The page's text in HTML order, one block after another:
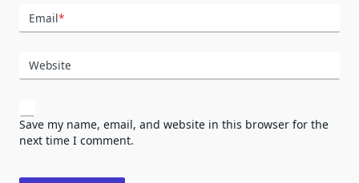
Email*
Website
Save my name, email, and website in this browser for the
next time I comment.